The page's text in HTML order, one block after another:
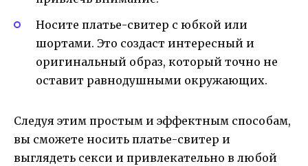
Носите платье-свитер с юбкой или
шортами. Это создаст интересный и
оригинальный образ, который точно не
оставит равнодушными окружающих.
Следуя этим простым и эффектным способам,
вы сможете носить платье-свитер и
выглядеть секси и привлекательно в любой